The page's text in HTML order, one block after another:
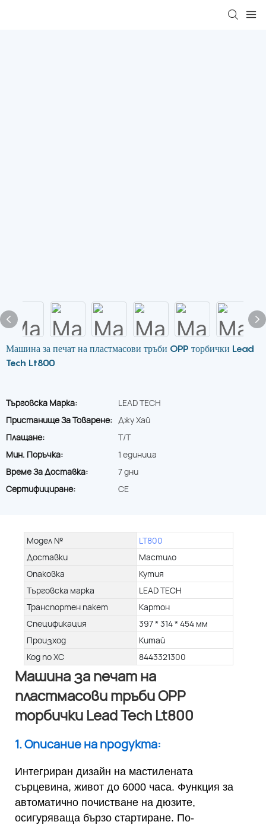
Машина за печат на пластмасови тръби OPP торбички Lead
Tech Lt800
Търговска Марка:
LEAD TECH
Пристанище За Товарене: Джу Хай
Плащане:
T/T
Мин. Поръчка:
1 единица
Време За Доставка:
7 дни
Сертифициране:
CE
Модел №
LT800
Доставки
Мастило
Опаковка
Кутия
Търговска марка
LEAD TECH
Транспортен пакет
Картон
Спецификация
397 * 314 * 454 мм
Произход
Китай
Код по ХС
8443321300
Машина за печат на
пластмасови тръби OPP
торбички Lead Tech Lt800
1. Описание на продукта:
Интегриран дизайн на мастилената
сърцевина, живот до 6000 часа. Функция за
автоматично почистване на дюзите,
осигуряваща бързо стартиране. По-